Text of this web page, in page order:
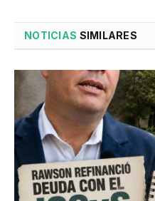
NOTICIAS SIMILARES